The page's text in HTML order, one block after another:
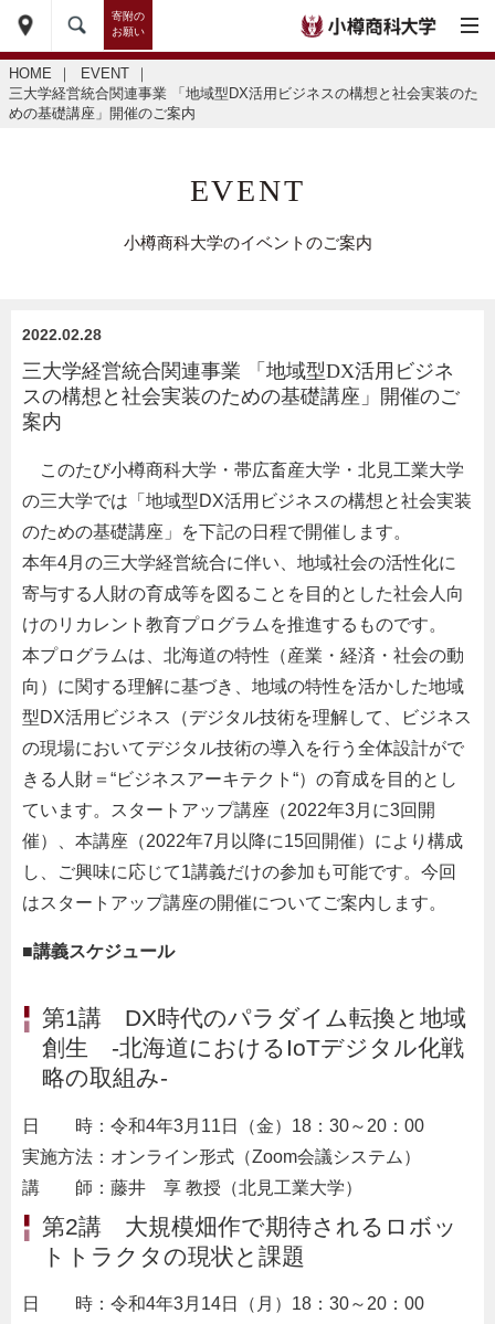
寄附の
お願い
HOME ｜ EVENT
｜
三大学経営統合関連事業 「地域型DX活用ビジネスの構想と社会実装のた
めの基礎講座」開催のご案内
EVENT
小樽商科大学のイベントのご案内
2022.02.28
三大学経営統合関連事業 「地域型DX活用ビジネ
スの構想と社会実装のための基礎講座」開催のご
案内
このたび小樽商科大学・帯広畜産大学・北見工業大学
の三大学では「地域型DX活用ビジネスの構想と社会実装
のための基礎講座」を下記の日程で開催します。
本年4月の三大学経営統合に伴い、地域社会の活性化に
寄与する人財の育成等を図ることを目的とした社会人向
けのリカレント教育プログラムを推進するものです。
本プログラムは、北海道の特性（産業・経済・社会の動
向）に関する理解に基づき、地域の特性を活かした地域
型DX活用ビジネス（デジタル技術を理解して、ビジネス
の現場においてデジタル技術の導入を行う全体設計がで
きる人財＝“ビジネスアーキテクト“）の育成を目的とし
ています。スタートアップ講座（2022年3月に3回開
催）、本講座（2022年7月以降に15回開催）により構成
し、ご興味に応じて1講義だけの参加も可能です。今回
はスタートアップ講座の開催についてご案内します。
■講義スケジュール
第1講 DX時代のパラダイム転換と地域
創生 -北海道におけるIoTデジタル化戦
略の取組み-
日 時：令和4年3月11日（金）18：30～20：00
実施方法：オンライン形式（Zoom会議システム）
講 師：藤井 享 教授（北見工業大学）
第2講 大規模畑作で期待されるロボッ
トトラクタの現状と課題
日 時：令和4年3月14日（月）18：30～20：00